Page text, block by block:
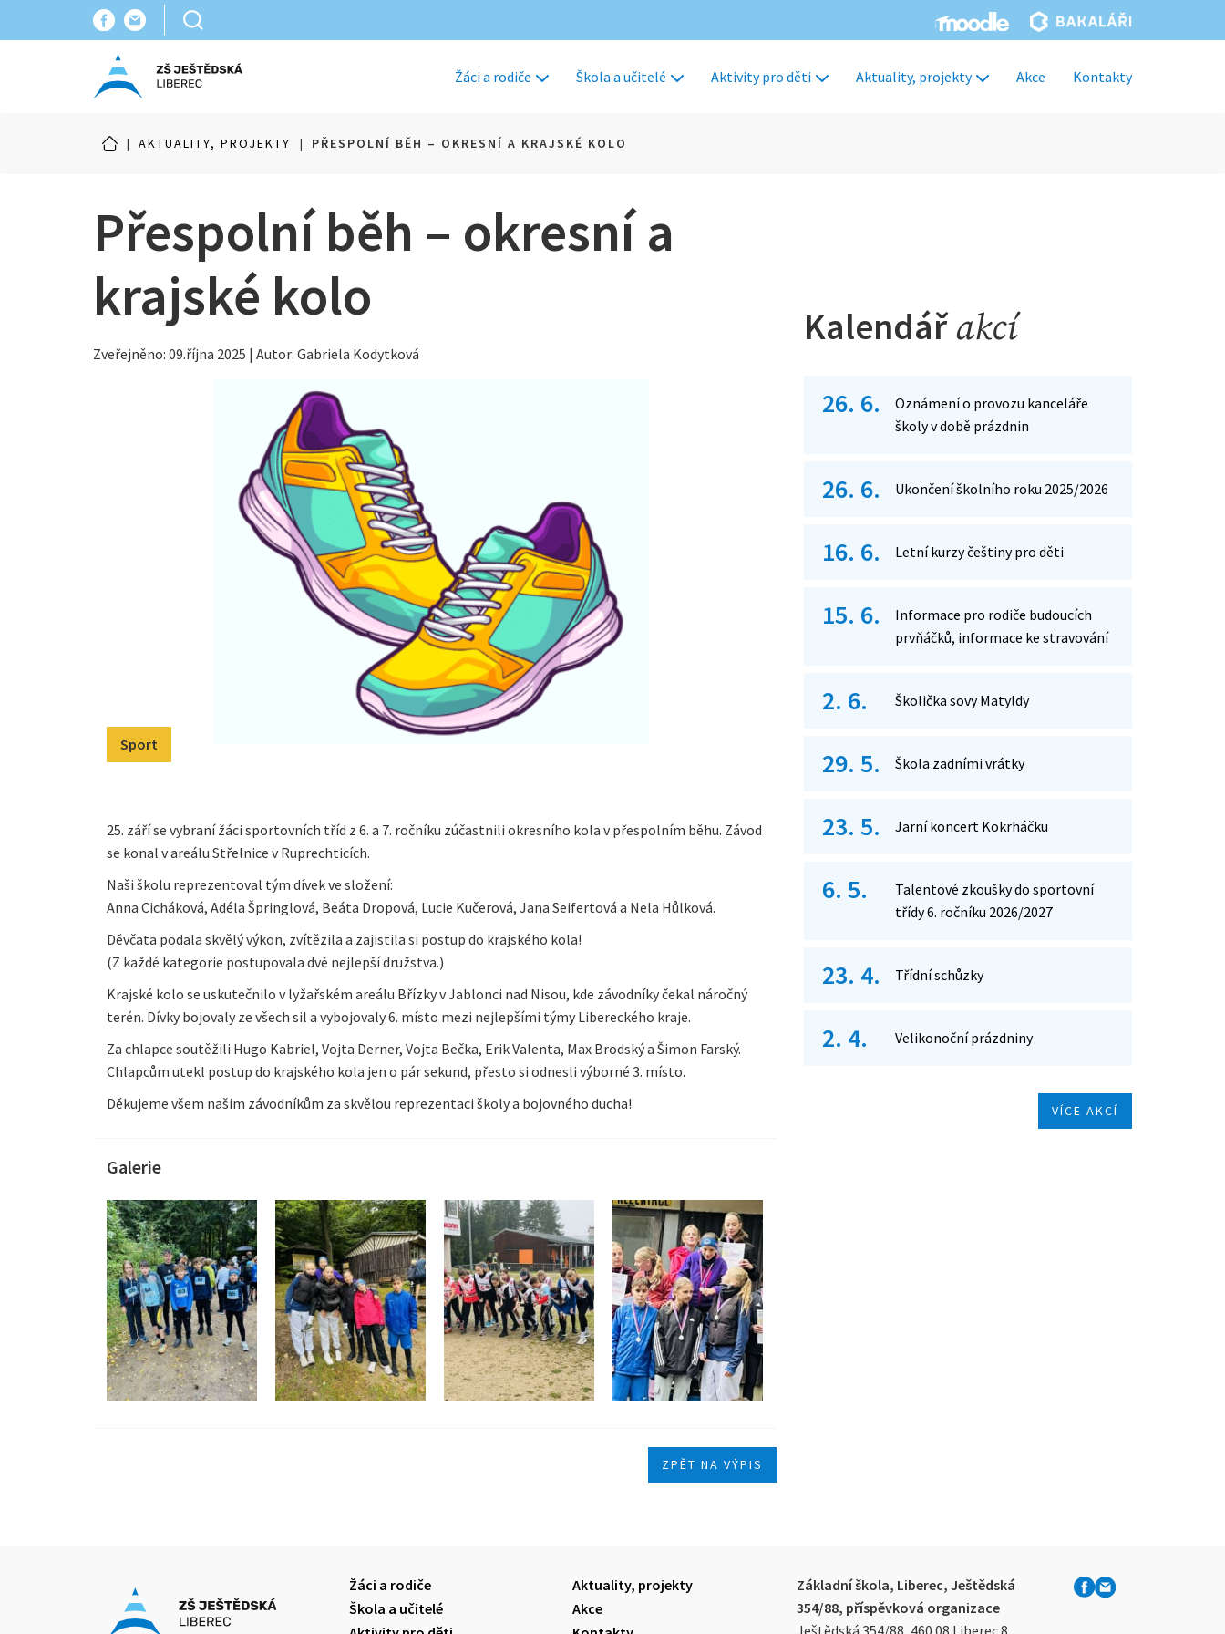
Žáci a rodiče Škola a učitelé Aktivity pro děti Aktuality, projekty Akce Kontakty
| AKTUALITY, PROJEKTY | PŘESPOLNÍ BĚH – OKRESNÍ A KRAJSKÉ KOLO
Přespolní běh – okresní a
krajské kolo
Zveřejněno: 09.října 2025 | Autor: Gabriela Kodytková
Sport
25. září se vybraní žáci sportovních tříd z 6. a 7. ročníku zúčastnili okresního kola v přespolním běhu. Závod
se konal v areálu Střelnice v Ruprechticích.
Naši školu reprezentoval tým dívek ve složení:
Anna Cicháková, Adéla Špringlová, Beáta Dropová, Lucie Kučerová, Jana Seifertová a Nela Hůlková.
Děvčata podala skvělý výkon, zvítězila a zajistila si postup do krajského kola!
(Z každé kategorie postupovala dvě nejlepší družstva.)
Krajské kolo se uskutečnilo v lyžařském areálu Břízky v Jablonci nad Nisou, kde závodníky čekal náročný
terén. Dívky bojovaly ze všech sil a vybojovaly 6. místo mezi nejlepšími týmy Libereckého kraje.
Za chlapce soutěžili Hugo Kabriel, Vojta Derner, Vojta Bečka, Erik Valenta, Max Brodský a Šimon Farský.
Chlapcům utekl postup do krajského kola jen o pár sekund, přesto si odnesli výborné 3. místo.
Děkujeme všem našim závodníkům za skvělou reprezentaci školy a bojovného ducha!
Galerie
ZPĚT NA VÝPIS
Kalendářakcí
26. 6.
Oznámení o provozu kanceláře
školy v době prázdnin
26. 6. Ukončení školního roku 2025/2026
16. 6. Letní kurzy češtiny pro děti
15. 6.
Informace pro rodiče budoucích
prvňáčků, informace ke stravování
2. 6. Školička sovy Matyldy
29. 5. Škola zadními vrátky
23. 5. Jarní koncert Kokrháčku
6. 5.
Talentové zkoušky do sportovní
třídy 6. ročníku 2026/2027
23. 4. Třídní schůzky
2. 4. Velikonoční prázdniny
VÍCE AKCÍ
Žáci a rodiče
Škola a učitelé
Aktuality, projekty
Akce
Základní škola, Liberec, Ještědská
354/88, příspěvková organizace